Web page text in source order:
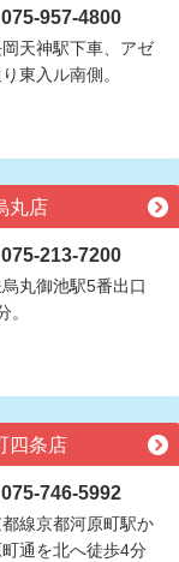
075-957-4800
岡天神駅下車、アゼ
東入ル南側。
丸店
075-213-7200
丸御池駅5番出口
。
四条店
075-746-5992
都線京都河原町駅か
町通を北へ徒歩4分